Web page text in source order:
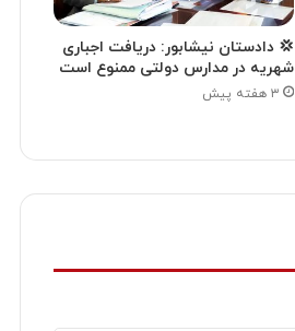
💢 دادستان نیشابور: دریافت اجباری
شهریه در مدارس دولتی ممنوع است
۳ هفته پیش